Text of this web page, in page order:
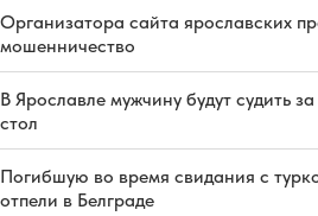
Организатора сайта ярославских
мошенничество
В Ярославле мужчину будут судить
стол
Погибшую во время свидания с
отпели в Белграде